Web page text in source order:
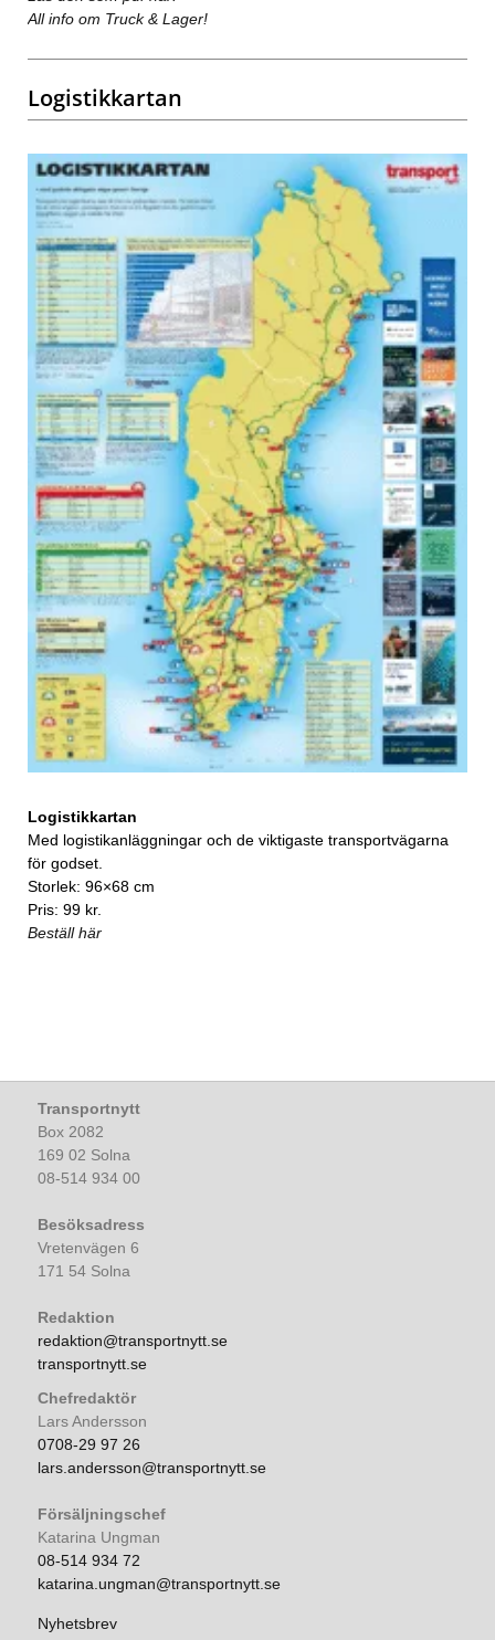
All info om Truck & Lager!
Logistikkartan
Logistikkartan
Med logistikanläggningar och de viktigaste transportvägarna
för godset.
Storlek: 96×68 cm
Pris: 99 kr.
Beställ här
Transportnytt
Box 2082
169 02 Solna
08-514 934 00
Besöksadress
Vretenvägen 6
171 54 Solna
Redaktion
redaktion@transportnytt.se
transportnytt.se
Chefredaktör
Lars Andersson
0708-29 97 26
lars.andersson@transportnytt.se
Försäljningschef
Katarina Ungman
08-514 934 72
katarina.ungman@transportnytt.se
Nyhetsbrev